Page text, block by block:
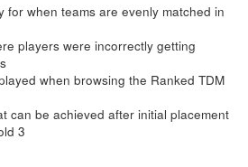
for when teams are evenly matched in
players were incorrectly getting
when browsing the Ranked TDM
can be achieved after initial placement
3